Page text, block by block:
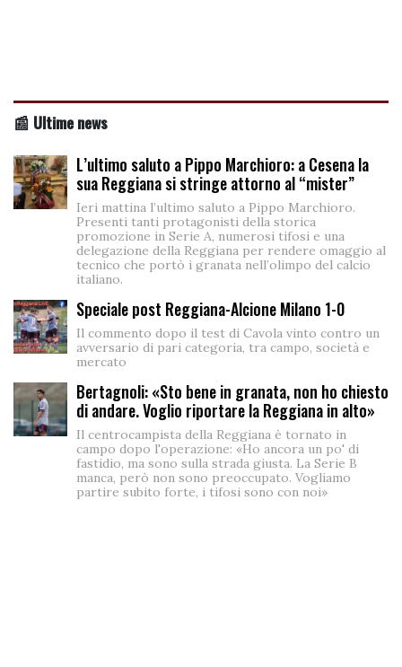
📰 Ultime news
L’ultimo saluto a Pippo Marchioro: a Cesena la
sua Reggiana si stringe attorno al “mister”
Ieri mattina l’ultimo saluto a Pippo Marchioro.
Presenti tanti protagonisti della storica
promozione in Serie A, numerosi tifosi e una
delegazione della Reggiana per rendere omaggio al
tecnico che portò i granata nell’olimpo del calcio
italiano.
Speciale post Reggiana-Alcione Milano 1-0
Il commento dopo il test di Cavola vinto contro un
avversario di pari categoria, tra campo, società e
mercato
Bertagnoli: «Sto bene in granata, non ho chiesto
di andare. Voglio riportare la Reggiana in alto»
Il centrocampista della Reggiana è tornato in
campo dopo l'operazione: «Ho ancora un po' di
fastidio, ma sono sulla strada giusta. La Serie B
manca, però non sono preoccupato. Vogliamo
partire subito forte, i tifosi sono con noi»